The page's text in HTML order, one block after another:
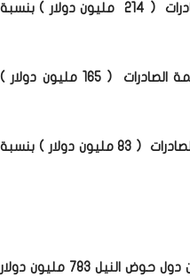
1. لدائن ومصنوعاتها بلغت قيمة الصادرات ( 214 مليون دولار ) بنسبة
2. سكر ومصنوعات سكرية بلغت قيمة الصادرات ( 165 مليون دولار )
3. ملح ، احجار واسمنت بلغت قيمة الصادرات ( 83 مليون دولار ) بنسبة
بينما بلغت قيمة إجمالى الواردات من دول حوض النيل 783 مليون دولار